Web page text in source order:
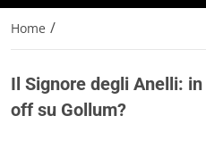
Home /
Il Signore degli Anelli:
off su Gollum?